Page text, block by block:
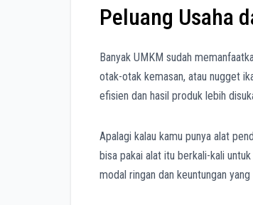
Peluang Usaha
Banyak UMKM sudah
otak-otak kemasan, atau nugget
efisien dan hasil produk lebih
Apalagi kalau kamu punya alat
bisa pakai alat itu berkali-kali
modal ringan dan keuntungan yang